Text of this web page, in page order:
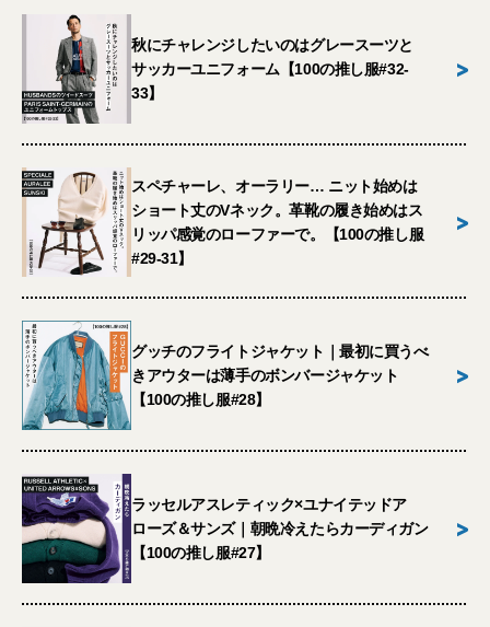
秋にチャレンジしたいのはグレースーツと
サッカーユニフォーム【100の推し服#32-
33】
>
スペチャーレ、オーラリー… ニット始めは
ショート丈のVネック。革靴の履き始めはス
リッパ感覚のローファーで。【100の推し服
#29-31】
>
グッチのフライトジャケット｜最初に買うべ
きアウターは薄手のボンバージャケット
【100の推し服#28】
>
ラッセルアスレティック×ユナイテッドア
ローズ＆サンズ｜朝晩冷えたらカーディガン
【100の推し服#27】
>